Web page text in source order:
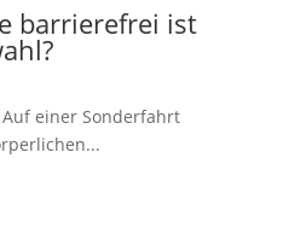
barrie­re­frei ist
einer Sonderfahrt